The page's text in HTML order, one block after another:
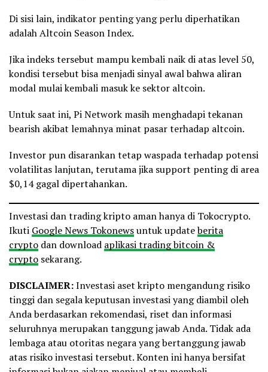
Di sisi lain, indikator penting yang perlu diperhatikan
adalah Altcoin Season Index.
Jika indeks tersebut mampu kembali naik di atas level 50,
kondisi tersebut bisa menjadi sinyal awal bahwa aliran
modal mulai kembali masuk ke sektor altcoin.
Untuk saat ini, Pi Network masih menghadapi tekanan
bearish akibat lemahnya minat pasar terhadap altcoin.
Investor pun disarankan tetap waspada terhadap potensi
volatilitas lanjutan, terutama jika support penting di area
$0,14 gagal dipertahankan.
Investasi dan trading kripto aman hanya di Tokocrypto.
Ikuti Google News Tokonewsuntuk updateberita
crypto dan download aplikasi trading bitcoin &
crypto sekarang.
DISCLAIMER:Investasi aset kripto mengandung risiko
tinggi dan segala keputusan investasi yang diambil oleh
Anda berdasarkan rekomendasi, riset dan informasi
seluruhnya merupakan tanggung jawab Anda. Tidak ada
lembaga atau otoritas negara yang bertanggung jawab
atas risiko investasi tersebut. Konten ini hanya bersifat